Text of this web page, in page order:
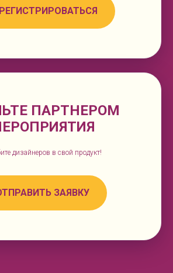
ПАРТНЕРОМ
дизайнеров в свой продукт!
ЗАЯВКУ